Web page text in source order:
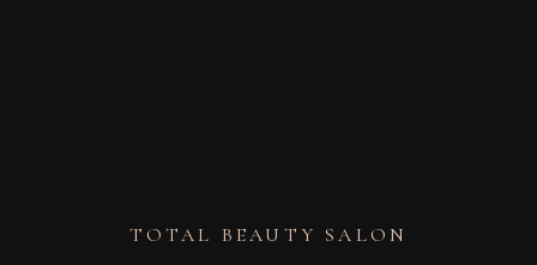
TOTAL BEAUTY SALON